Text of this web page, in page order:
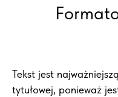
Tekst jest
tytułowej, ponieważ